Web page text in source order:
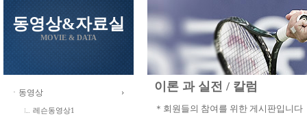
동영상&자료실
MOVIE & DATA
ㆍ동영상
레슨동영상1
이론 과 실전 / 칼럼
＊회원들의 참여를 위한 게시판입니다